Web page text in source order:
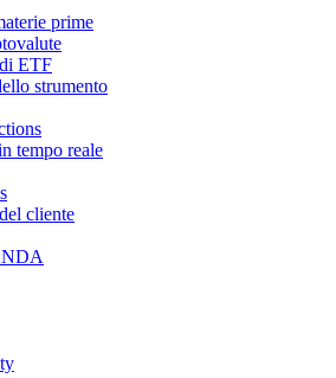
prime
ETF
strumento
tempo reale
cliente